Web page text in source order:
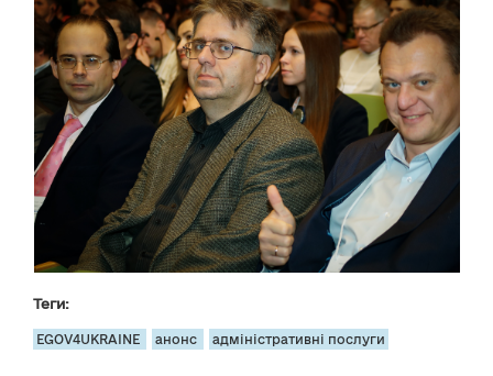
Теги:
EGOV4UKRAINE анонс адміністративні послуги